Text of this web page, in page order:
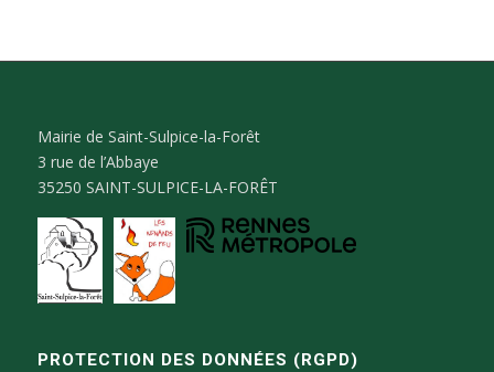
Mairie de Saint-Sulpice-la-Forêt
3 rue de l’Abbaye
35250 SAINT-SULPICE-LA-FORÊT
PROTECTION DES DONNÉES (RGPD)